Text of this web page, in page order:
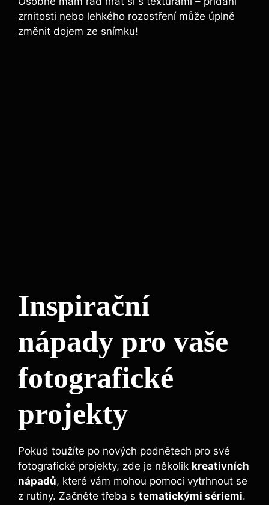
zrnitosti nebo lehkého rozostření může úplně
změnit dojem ze snímku!
Inspirační
nápady pro vaše
fotografické
projekty
Pokud toužíte po nových podnětech pro své
fotografické projekty, zde je několik kreativních
nápadů, které vám mohou pomoci vytrhnout se
z rutiny. Začněte třeba s tematickými sériemi.